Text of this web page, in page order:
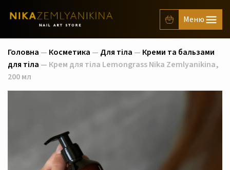
Головна — Косметика — Для тіла — Креми та бальзами
для тіла — Крем для тіла Lemongrass Nika Zemlyanikina,
200 мл